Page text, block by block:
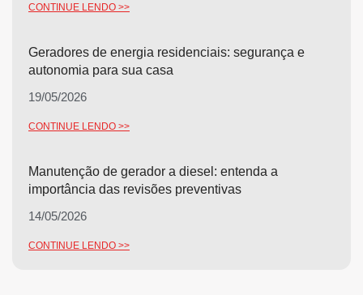
CONTINUE LENDO >>
Geradores de energia residenciais: segurança e
autonomia para sua casa
19/05/2026
CONTINUE LENDO >>
Manutenção de gerador a diesel: entenda a
importância das revisões preventivas
14/05/2026
CONTINUE LENDO >>